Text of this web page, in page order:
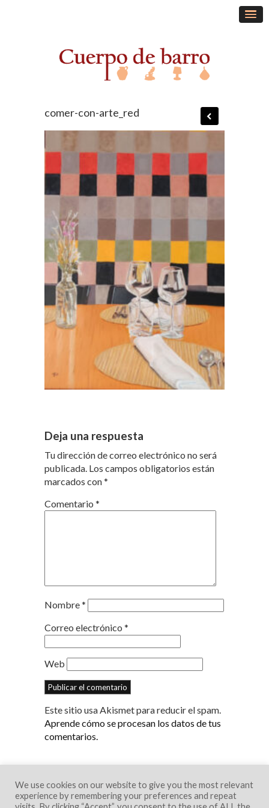
comer-con-arte_red
Deja una respuesta
Tu dirección de correo electrónico no será
publicada. Los campos obligatorios están
marcados con*
Comentario *
Nombre*
Correo electrónico *
Web
Este sitio usa Akismet para reducir el spam.
Aprende cómo se procesan los datos de tus
comentarios.
We use cookies on our website to give you the most relevant
experience by remembering your preferences and repeat